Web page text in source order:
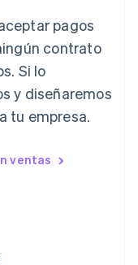
pagos
contrato
Si lo
y diseñaremos
tu empresa.
ventas